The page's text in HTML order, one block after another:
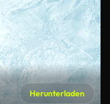
Herunterladen